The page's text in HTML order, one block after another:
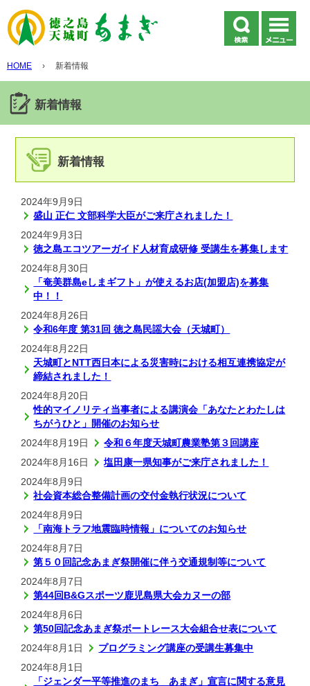
HOME › 新着情報
新着情報
新着情報
2024年9月9日
盛山 正仁 文部科学大臣がご来庁されました！
2024年9月3日
徳之島エコツアーガイド人材育成研修 受講生を募集します
2024年8月30日
「奄美群島eしまギフト」が使えるお店(加盟店)を募集
中！！
2024年8月26日
令和6年度 第31回 徳之島民謡大会（天城町）
2024年8月22日
天城町とNTT西日本による災害時における相互連携協定が
締結されました！
2024年8月20日
性的マイノリティ当事者による講演会「あなたとわたしは
ちがうひと」開催のお知らせ
2024年8月19日
令和６年度天城町農業塾第３回講座
2024年8月16日
塩田康一県知事がご来庁されました！
2024年8月9日
社会資本総合整備計画の交付金執行状況について
2024年8月9日
「南海トラフ地震臨時情報」についてのお知らせ
2024年8月7日
第５０回記念あまぎ祭開催に伴う交通規制等について
2024年8月7日
第44回B&Gスポーツ鹿児島県大会カヌーの部
2024年8月6日
第50回記念あまぎ祭ボートレース大会組合せ表について
2024年8月1日
プログラミング講座の受講生募集中
2024年8月1日
「ジェンダー平等推進のまち あまぎ」宣言に関する意見